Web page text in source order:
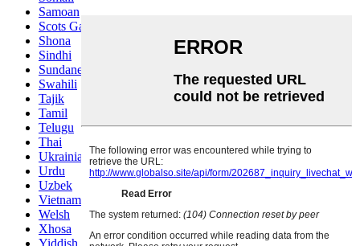
Samoan
Scots Gaelic
Shona
Sindhi
Sundanese
Swahili
Tajik
Tamil
Telugu
Thai
Ukrainian
Urdu
Uzbek
Vietnamese
Welsh
Xhosa